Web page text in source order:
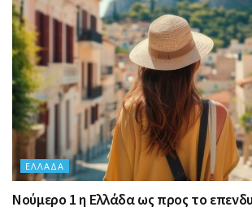
ΕΛΛΆΔΑ
Nούμερο 1 η Ελλάδα ως προς το